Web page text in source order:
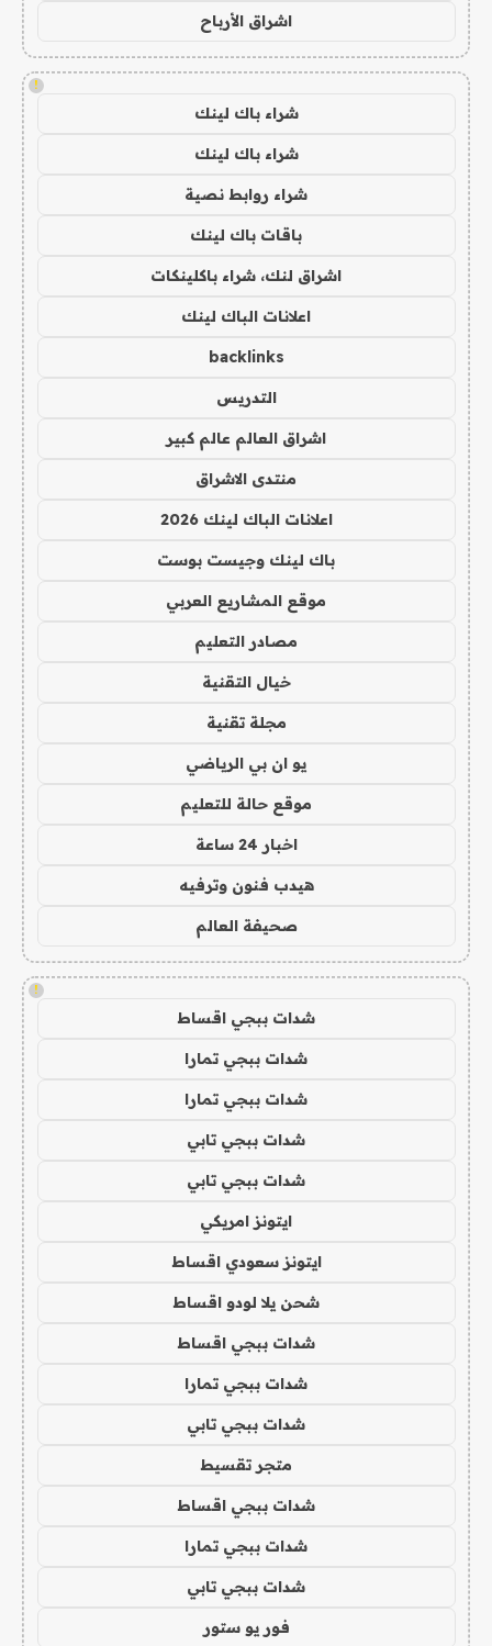
اشراق الأرباح
!
شراء باك لينك
شراء باك لينك
شراء روابط نصية
باقات باك لينك
اشراق لنك، شراء باكلينكات
اعلانات الباك لينك
backlinks
التدريس
اشراق العالم عالم كبير
منتدى الاشراق
اعلانات الباك لينك 2026
باك لينك وجيست بوست
موقع المشاريع العربي
مصادر التعليم
خيال التقنية
مجلة تقنية
يو ان بي الرياضي
موقع حالة للتعليم
اخبار 24 ساعة
هيدب فنون وترفيه
صحيفة العالم
!
شدات ببجي اقساط
شدات ببجي تمارا
شدات ببجي تمارا
شدات ببجي تابي
شدات ببجي تابي
ايتونز امريكي
ايتونز سعودي اقساط
شحن يلا لودو اقساط
شدات ببجي اقساط
شدات ببجي تمارا
شدات ببجي تابي
متجر تقسيط
شدات ببجي اقساط
شدات ببجي تمارا
شدات ببجي تابي
فور يو ستور